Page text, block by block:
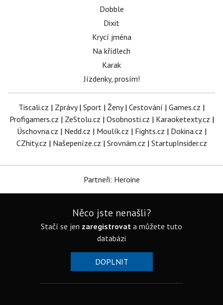
Dobble
Dixit
Krycí jména
Na křídlech
Karak
Jízdenky, prosím!
Tiscali.cz | Zprávy| Sport | Ženy| Cestování | Games.cz |
Profigamers.cz | ZeStolu.cz | Osobnosti.cz | Karaoketexty.cz |
Úschovna.cz | Nedd.cz | Moulík.cz | Fights.cz | Dokina.cz |
CZhity.cz | Našepeníze.cz | Srovnám.cz | StartupInsider.cz
Partneři: Heroine
Něco jste nenašli?
Stačí se jen zaregistrovat a můžete tuto
databázi
DOPLNIT